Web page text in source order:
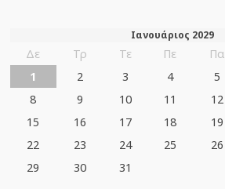
Ιανουάριος 2029
Δε Τρ Τε Πε Πα
1
2 3 4 5
8
9 10 11 12
15
16 17 18 19
22
23 24 25 26
29
30 31